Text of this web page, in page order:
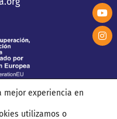
derechos reservados.
mejor experiencia en
utilizamos o